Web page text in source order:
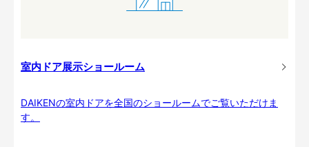
室内ドア展示ショールーム
DAIKENの室内ドアを全国のショールームでご覧いただけま
す。